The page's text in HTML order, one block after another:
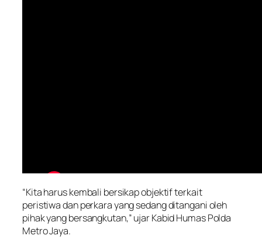
“Kita harus kembali bersikap objektif terkait
peristiwa dan perkara yang sedang ditangani oleh
pihak yang bersangkutan,” ujar Kabid Humas Polda
Metro Jaya.